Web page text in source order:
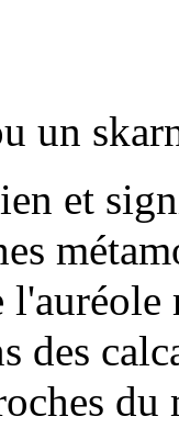
un
et
des
du